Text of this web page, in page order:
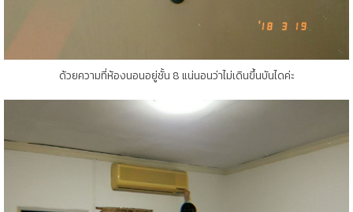
ด้วยความที่ห้องนอนอยู่ชั้น 8 แน่นอนว่าไม่เดินขึ้นบันไดค่ะ